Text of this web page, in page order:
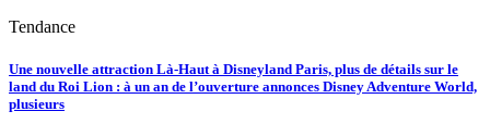
Tendance
Une nouvelle attraction Là-Haut à Disneyland Paris, plus de détails sur le
land du Roi Lion : à un an de l’ouverture annonces Disney Adventure World,
plusieurs